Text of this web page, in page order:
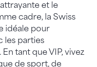
et le
cadre, la Swiss
idéale pour
les parties
tant que VIP, vivez
de sport, de